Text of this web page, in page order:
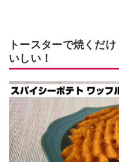
トースターで焼くだ
いしい！